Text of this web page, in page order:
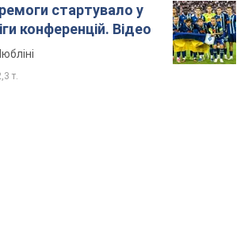
стартувало у
конференцій. Відео
т.